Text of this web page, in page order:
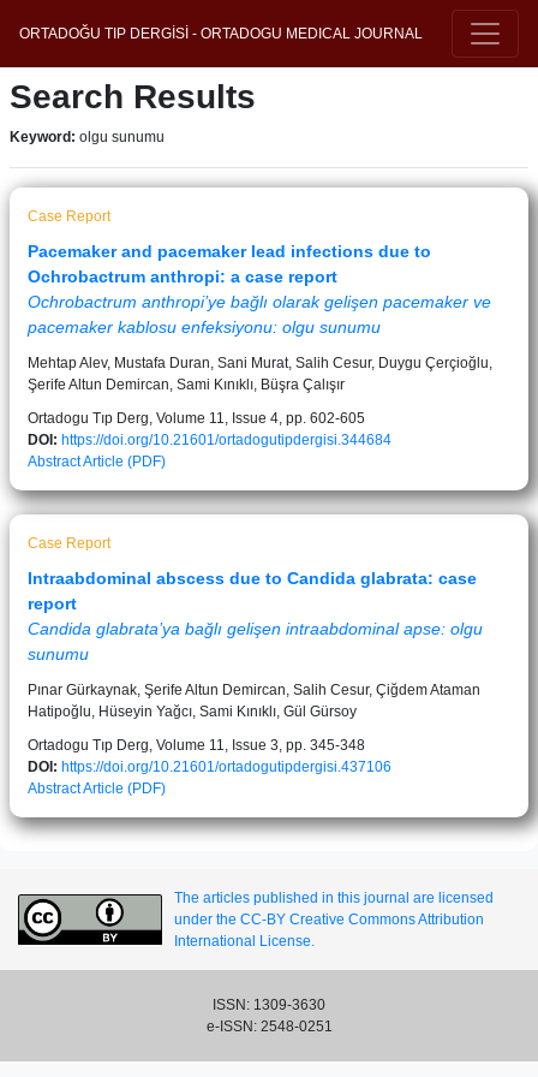
ORTADOĞU TIP DERGİSİ - ORTADOGU MEDICAL JOURNAL
Search Results
Keyword: olgu sunumu
Case Report
Pacemaker and pacemaker lead infections due to
Ochrobactrum anthropi: a case report
Ochrobactrum anthropi’ye bağlı olarak gelişen pacemaker ve
pacemaker kablosu enfeksiyonu: olgu sunumu
Mehtap Alev, Mustafa Duran, Sani Murat, Salih Cesur, Duygu Çerçioğlu,
Şerife Altun Demircan, Sami Kınıklı, Büşra Çalışır
Ortadogu Tıp Derg, Volume 11, Issue 4, pp. 602-605
DOI: https://doi.org/10.21601/ortadogutipdergisi.344684
AbstractArticle (PDF)
Case Report
Intraabdominal abscess due to Candida glabrata: case
report
Candida glabrata’ya bağlı gelişen intraabdominal apse: olgu
sunumu
Pınar Gürkaynak, Şerife Altun Demircan, Salih Cesur, Çiğdem Ataman
Hatipoğlu, Hüseyin Yağcı, Sami Kınıklı, Gül Gürsoy
Ortadogu Tıp Derg, Volume 11, Issue 3, pp. 345-348
DOI: https://doi.org/10.21601/ortadogutipdergisi.437106
AbstractArticle (PDF)
The articles published in this journal are licensed
under the CC-BY Creative Commons Attribution
International License.
ISSN: 1309-3630
e-ISSN: 2548-0251